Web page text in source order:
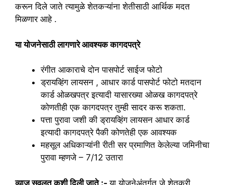
करून दिले जाते त्यामुळे शेतकऱ्यांना शेतीसाठी आर्थिक मदत
मिळणार आहे .
या योजनेसाठी लागणारे आवश्यक कागदपत्रे
रंगीत आकाराचे दोन पासपोर्ट साईज फोटो
ड्रायव्हिंग लायसन , आधार कार्ड पासपोर्ट फोटो मतदान
कार्ड ओळखपत्र इत्यादी यासारख्या ओळख कागदपत्रे
कोणतीही एक कागदपत्र तुम्ही सादर करू शकता.
पत्ता पुरावा जशी की ड्रायव्हिंग लायसन आधार कार्ड
इत्यादी कागदपत्रे पैकी कोणतेही एक आवश्यक
महसूल अधिकाऱ्यांनी रीती सर प्रमाणित केलेल्या जमिनीचा
पुरावा म्हणजे – 7/12 उतारा
व्याज सवलत कशी दिली जाते :-या योजनेअंतर्गत जे शेतकरी